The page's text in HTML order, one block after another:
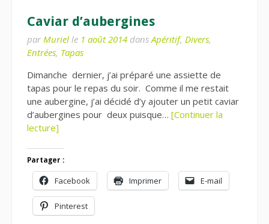
Caviar d’aubergines
par Muriel le 1 août 2014 dansApéritif, Divers,
Entrées, Tapas
Dimanche dernier, j’ai préparé une assiette de
tapas pour le repas du soir. Comme il me restait
une aubergine, j’ai décidé d’y ajouter un petit caviar
d’aubergines pour deux puisque… [Continuer la
lecture]
Partager :
Facebook Imprimer E-mail
Pinterest